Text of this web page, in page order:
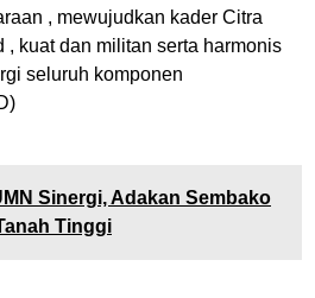
, mewujudkan kader Citra
, kuat dan militan serta harmonis
seluruh komponen
Sinergi, Adakan Sembako
Tinggi